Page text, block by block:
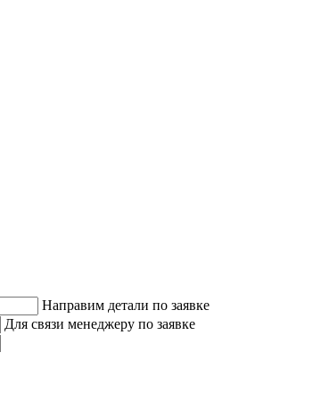
Направим детали по заявке
Для связи менеджеру по заявке